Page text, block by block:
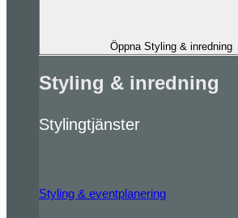
Öppna Styling & inredning
Styling & inredning
Stylingtjänster
Styling & eventplanering